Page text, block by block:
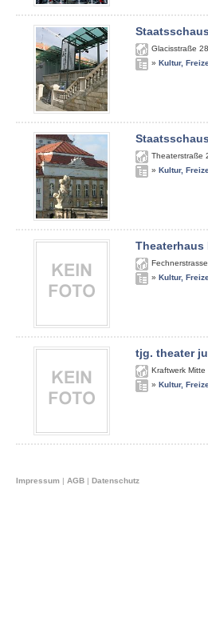
Glacisstraße 28
» Kultur,
Theaterstraße
» Kultur,
Theaterhaus
» Kultur,
tjg. theater
Kraftwerk Mitte
» Kultur,
Impressum | AGB | Datenschutz